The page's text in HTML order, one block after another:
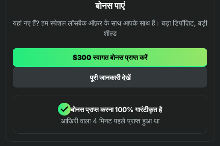
बोनस पाएं
यहां नए हैं? हम स्पेशल लॉसबैक ऑफ़र के साथ आपके साथ हैं। बड़ा डिपॉज़िट, बड़ी
शील्ड
$300 स्वागत बोनस प्राप्त करें
पूरी जानकारी देखें
बोनस प्राप्त करना 100% गारंटीकृत है
आखिरी वाला 4 मिनट पहले प्राप्त हुआ था